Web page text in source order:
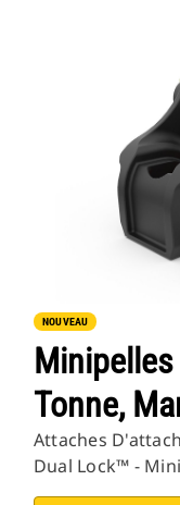
Trouver
North America-
Cat Applications
NOUVEAU
Tonne,
Attaches
Dual Lock™ -